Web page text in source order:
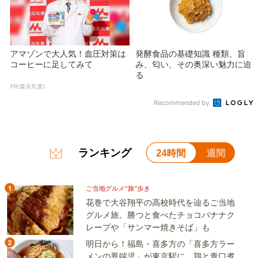
アマゾンで大人気！血圧対策は
コーヒーに足してみて
PR(森永乳業)
発酵食品の基礎知識 種類、旨
み、匂い、その奥深い魅力に迫
る
Recommended by
ランキング 24時間 週間
1 ご当地グルメ“旅”歩き
花巻で大谷翔平の高校時代を辿るご当地
グルメ旅。勝つと食べたチョコバナナク
レープや「サンマー焼きそば」も
2
明日から！福島・喜多方の「喜多方ラー